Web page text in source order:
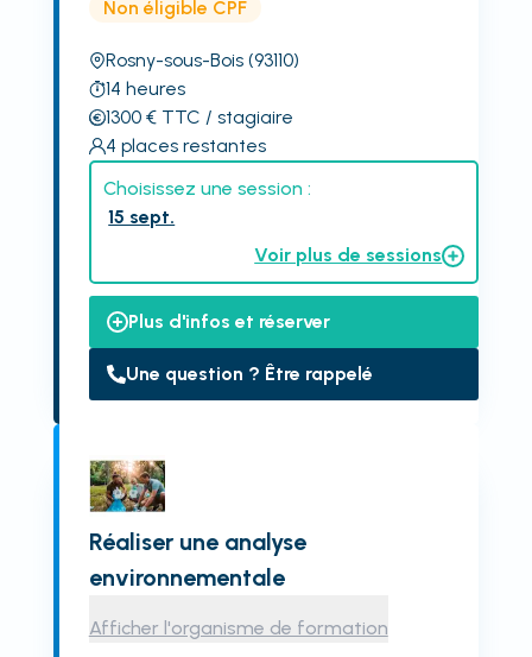
Non éligible CPF
Rosny-sous-Bois (93110)
14 heures
1300€ TTC / stagiaire
4 places restantes
Choisissez une session :
15 sept.
Voir plus de sessions
Plus d'infos et réserver
Une question ? Être rappelé
Réaliser une analyse
environnementale
Afficher l'organisme de formation